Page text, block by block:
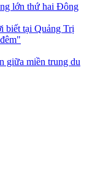
lớn thứ hai Đông
biết tại Quảng Trị
giữa miền trung du